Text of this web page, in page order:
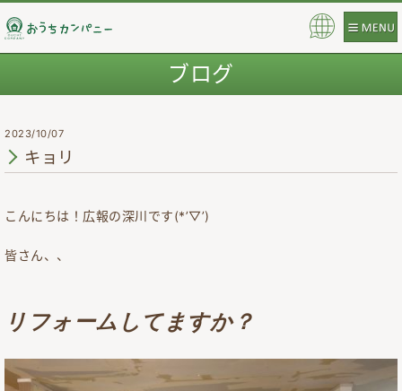
ブログ
2023/10/07
キョリ
こんにちは！広報の深川です(*’▽’)
皆さん、、
リフォームしてますか？